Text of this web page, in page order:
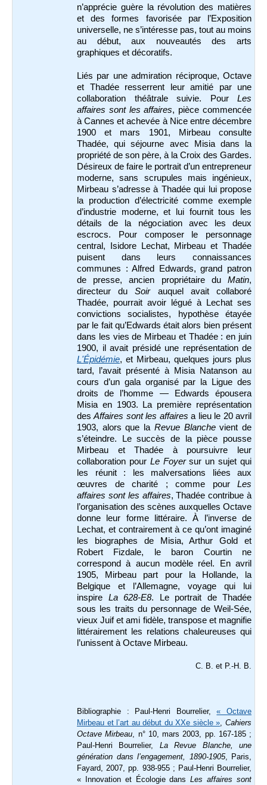
n’apprécie guère la révolution des matières
et des formes favorisée par l’Exposition
universelle, ne s’intéresse pas, tout au moins
au début, aux nouveautés des arts
graphiques et décoratifs.
Liés par une admiration réciproque, Octave
et Thadée resserrent leur amitié par une
collaboration théâtrale suivie. Pour Les
affaires sont les affaires, pièce commencée
à Cannes et achevée à Nice entre décembre
1900 et mars 1901, Mirbeau consulte
Thadée, qui séjourne avec Misia dans la
propriété de son père, à la Croix des Gardes.
Désireux de faire le portrait d’un entrepreneur
moderne, sans scrupules mais ingénieux,
Mirbeau s’adresse à Thadée qui lui propose
la production d’électricité comme exemple
d’industrie moderne, et lui fournit tous les
détails de la négociation avec les deux
escrocs. Pour composer le personnage
central, Isidore Lechat, Mirbeau et Thadée
puisent dans leurs connaissances
communes : Alfred Edwards, grand patron
de presse, ancien propriétaire du Matin,
directeur duSoirauquel avait collaboré
Thadée, pourrait avoir légué à Lechat ses
convictions socialistes, hypothèse étayée
par le fait qu’Edwards était alors bien présent
dans les vies de Mirbeau et Thadée : en juin
1900, il avait présidé une représentation de
L'Épidémie, et Mirbeau, quelques jours plus
tard, l’avait présenté à Misia Natanson au
cours d’un gala organisé par la Ligue des
droits de l’homme — Edwards épousera
Misia en 1903. La première représentation
desAffaires sont les affaires a lieu le 20 avril
1903, alors que la Revue Blanchevient de
s’éteindre. Le succès de la pièce pousse
Mirbeau et Thadée à poursuivre leur
collaboration pour Le Foyersur un sujet qui
les réunit : les malversations liées aux
œuvres de charité ; comme pour Les
affaires sont les affaires, Thadée contribue à
l’organisation des scènes auxquelles Octave
donne leur forme littéraire. À l’inverse de
Lechat, et contrairement à ce qu’ont imaginé
les biographes de Misia, Arthur Gold et
Robert Fizdale, le baron Courtin ne
correspond à aucun modèle réel. En avril
1905, Mirbeau part pour la Hollande, la
Belgique et l’Allemagne, voyage qui lui
inspire La 628-E8. Le portrait de Thadée
sous les traits du personnage de Weil-Sée,
vieux Juif et ami fidèle, transpose et magnifie
littérairement les relations chaleureuses qui
l’unissent à Octave Mirbeau.
C. B. et P.-H. B.
Bibliographie : Paul-Henri Bourrelier,« Octave
Mirbeau et l’art au début du XXe siècle »,Cahiers
Octave Mirbeau, n° 10, mars 2003, pp. 167-185 ;
Paul-Henri Bourrelier, La Revue Blanche, une
génération dans l’engagement, 1890-1905, Paris,
Fayard, 2007, pp. 938-955 ; Paul-Henri Bourrelier,
« Innovation et Écologie dansLes affaires sont